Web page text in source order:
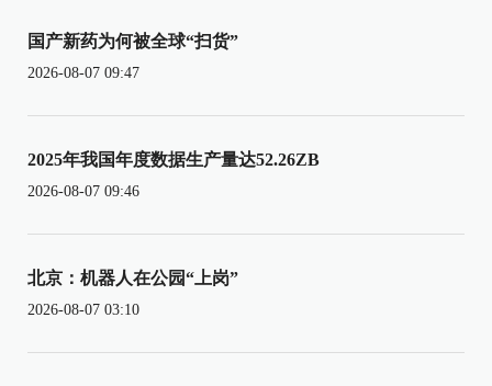
国产新药为何被全球“扫货”
2026-08-07 09:47
2025年我国年度数据生产量达52.26ZB
2026-08-07 09:46
北京：机器人在公园“上岗”
2026-08-07 03:10